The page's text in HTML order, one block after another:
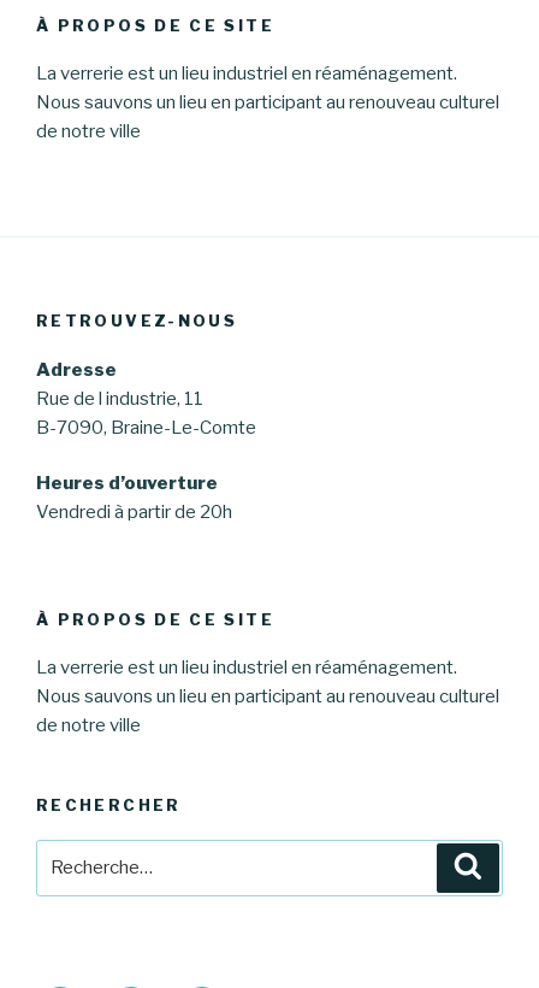
À PROPOS DE CE SITE
La verrerie est un lieu industriel en réaménagement.
Nous sauvons un lieu en participant au renouveau culturel
de notre ville
RETROUVEZ-NOUS
Adresse
Rue de l industrie, 11
B-7090, Braine-Le-Comte
Heures d’ouverture
Vendredi à partir de 20h
À PROPOS DE CE SITE
La verrerie est un lieu industriel en réaménagement.
Nous sauvons un lieu en participant au renouveau culturel
de notre ville
RECHERCHER